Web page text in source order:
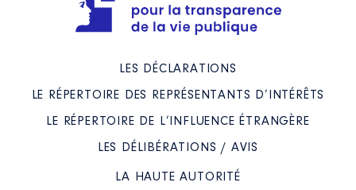
LES DÉCLARATIONS
LE RÉPERTOIRE DES REPRÉSENTANTS D’INTÉRÊTS
LE RÉPERTOIRE DE L’INFLUENCE ÉTRANGÈRE
LES DÉLIBÉRATIONS / AVIS
LA HAUTE AUTORITÉ